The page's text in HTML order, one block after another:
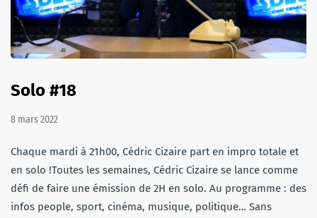
Solo #18
8 mars 2022
Chaque mardi à 21h00, Cédric Cizaire part en impro totale et
en solo !Toutes les semaines, Cédric Cizaire se lance comme
défi de faire une émission de 2H en solo. Au programme : des
infos people, sport, cinéma, musique, politique… Sans